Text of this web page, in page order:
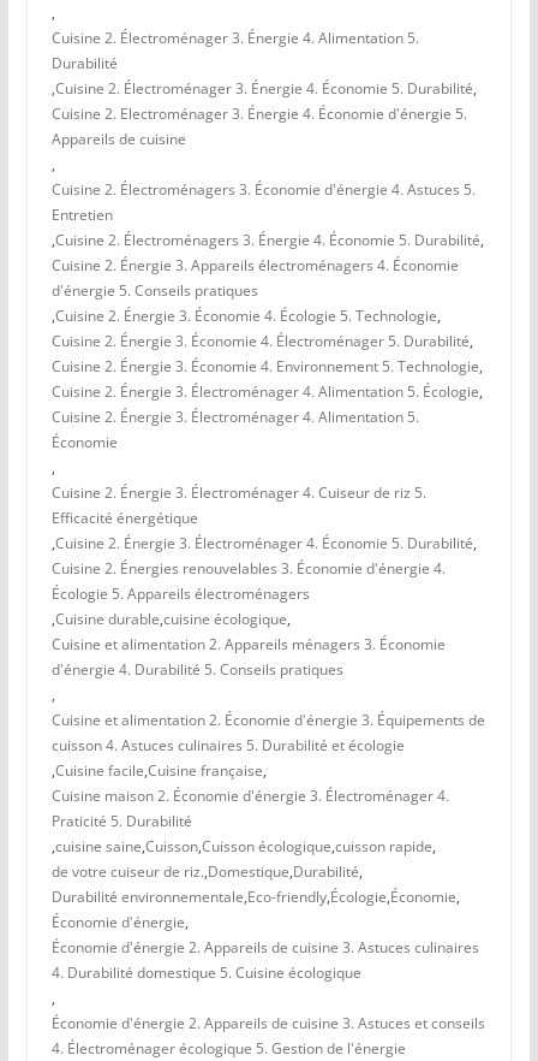
,
Cuisine 2. Électroménager 3. Énergie 4. Alimentation 5.
Durabilité
,Cuisine 2. Électroménager 3. Énergie 4. Économie 5. Durabilité,
Cuisine 2. Electroménager 3. Énergie 4. Économie d'énergie 5.
Appareils de cuisine
,
Cuisine 2. Électroménagers 3. Économie d'énergie 4. Astuces 5.
Entretien
,Cuisine 2. Électroménagers 3. Énergie 4. Économie 5. Durabilité,
Cuisine 2. Énergie 3. Appareils électroménagers 4. Économie
d'énergie 5. Conseils pratiques
,Cuisine 2. Énergie 3. Économie 4. Écologie 5. Technologie,
Cuisine 2. Énergie 3. Économie 4. Électroménager 5. Durabilité,
Cuisine 2. Énergie 3. Économie 4. Environnement 5. Technologie,
Cuisine 2. Énergie 3. Électroménager 4. Alimentation 5. Écologie,
Cuisine 2. Énergie 3. Électroménager 4. Alimentation 5.
Économie
,
Cuisine 2. Énergie 3. Électroménager 4. Cuiseur de riz 5.
Efficacité énergétique
,Cuisine 2. Énergie 3. Électroménager 4. Économie 5. Durabilité,
Cuisine 2. Énergies renouvelables 3. Économie d'énergie 4.
Écologie 5. Appareils électroménagers
,Cuisine durable,cuisine écologique,
Cuisine et alimentation 2. Appareils ménagers 3. Économie
d'énergie 4. Durabilité 5. Conseils pratiques
,
Cuisine et alimentation 2. Économie d'énergie 3. Équipements de
cuisson 4. Astuces culinaires 5. Durabilité et écologie
,Cuisine facile,Cuisine française,
Cuisine maison 2. Économie d'énergie 3. Électroménager 4.
Praticité 5. Durabilité
,cuisine saine,Cuisson,Cuisson écologique,cuisson rapide,
de votre cuiseur de riz.,Domestique,Durabilité,
Durabilité environnementale,Eco-friendly,Écologie,Économie,
Économie d'énergie,
Économie d'énergie 2. Appareils de cuisine 3. Astuces culinaires
4. Durabilité domestique 5. Cuisine écologique
,
Économie d'énergie 2. Appareils de cuisine 3. Astuces et conseils
4. Électroménager écologique 5. Gestion de l'énergie